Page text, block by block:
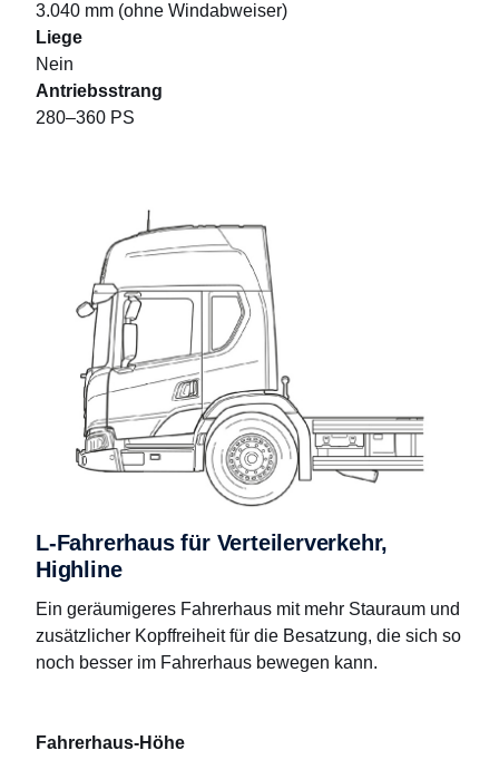
3.040 mm (ohne Windabweiser)
Liege
Nein
Antriebsstrang
280–360 PS
L-Fahrerhaus für Verteilerverkehr,
Highline
Ein geräumigeres Fahrerhaus mit mehr Stauraum und
zusätzlicher Kopffreiheit für die Besatzung, die sich so
noch besser im Fahrerhaus bewegen kann.
Fahrerhaus-Höhe